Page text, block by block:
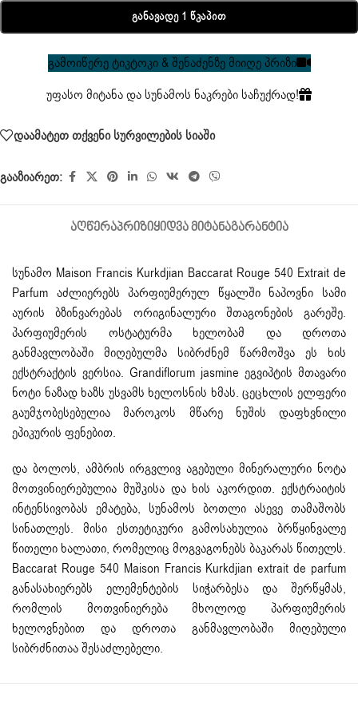
Განავადე 1 Წკაპით
გამოიწერე ტიკტოკი & შენაძენზე მიიღე პრიზი
უფასო მიტანა და სუნამოს ნაკრები საჩუქრად!
დაამატეთ თქვენი სურვილების სიაში
გააზიარეთ:
ᲐᲦᲬᲔᲠᲐᲞᲠᲘᲖᲘᲧᲘᲓᲕᲐ ᲛᲘᲢᲐᲜᲐᲒᲐᲠᲐᲜᲢᲘᲐ
სუნამო Maison Francis Kurkdjian Baccarat Rouge 540 Extrait de
Parfum აძლიერებს პარფიუმერულ წყალში ნაპოვნი სამი
აურის ბზინვარებას ორიგინალური შთაგონების გარეშე.
პარფიუმერის ოსტატურმა ხელობამ და დროთა
განმავლობაში მიღებულმა სიბრძნემ წარმოშვა ეს ხის
ექსტრაქტის ვერსია. Grandiflorum jasmine ეგვიპტის მთავარი
ნოტი ნაზად ხაზს უსვამს ხელოსნის ხმას. ცეცხლის ელფერი
გაუმჯობესებულია მაროკოს მწარე ნუშის დაფხვნილი
ეპიკურის ფენებით.
და ბოლოს, ამბრის ირგვლივ აგებული მინერალური ნოტა
მოთვინიერებულია მუშკისა და ხის აკორდით. ექსტრაიტის
ინტენსივობას ემატება, სუნამოს ბოთლი ასევე თამაშობს
სინათლეს. მისი ესთეტიკური გამოსახულია ბრწყინვალე
წითელი ხალათი, რომელიც მოგვაგონებს ბაკარას წითელს.
Baccarat Rouge 540 Maison Francis Kurkdjian extrait de parfum
განასახიერებს ელემენტების სიჭარბესა და შერწყმას,
რომლის მოთვინიერება მხოლოდ პარფიუმერის
ხელოვნებით და დროთა განმავლობაში მიღებული
სიბრძნითაა შესაძლებელი.